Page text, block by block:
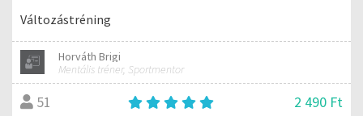
Változástréning
Horváth Brigi
Mentális tréner, Sportmentor
51 2 490 Ft